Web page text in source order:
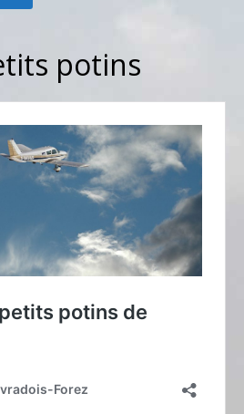
potins